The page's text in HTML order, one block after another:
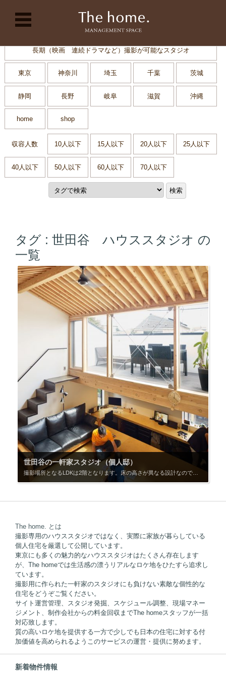
コンテンツに移動
長期（映画 連続ドラマなど）撮影が可能なスタジオ
東京 神奈川 埼玉 千葉 茨城
静岡 長野 岐阜 滋賀 沖縄
home shop
収容人数 10人以下 15人以下 20人以下 25人以下
40人以下 50人以下 60人以下 70人以下
タグ : 世田谷 ハウススタジオ の
一覧
世田谷の一軒家スタジオ（個人邸）
The home. とは
撮影専用のハウススタジオではなく、実際に家族が暮らしている
個人住宅を厳選して公開しています。
東京にも多くの魅力的なハウススタジオはたくさん存在します
が、The homeでは生活感の漂うリアルなロケ地をひたすら追求し
ています。
撮影用に作られた一軒家のスタジオにも負けない素敵な個性的な
住宅をどうぞご覧ください。
サイト運営管理、スタジオ発掘、スケジュール調整、現場マネー
ジメント、制作会社からの料金回収までThe homeスタッフが一括
対応致します。
質の高いロケ地を提供する一方で少しでも日本の住宅に対する付
加価値を高められるようこのサービスの運営・提供に努めます。
新着物件情報